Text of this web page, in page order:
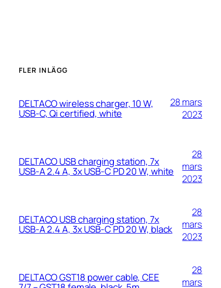
FLER INLÄGG
DELTACO wireless charger, 10 W,
USB-C, Qi certified, white
28 mars
2023
DELTACO USB charging station, 7x
USB-A 2.4 A, 3x USB-C PD 20 W, white
28
mars
2023
DELTACO USB charging station, 7x
USB-A 2.4 A, 3x USB-C PD 20 W, black
28
mars
2023
DELTACO GST18 power cable, CEE
28
mars